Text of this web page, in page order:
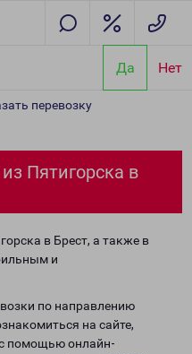
Да Нет
перевозку
Пятигорска в
в Брест, а также в
и
по направлению
на сайте,
с помощью онлайн-